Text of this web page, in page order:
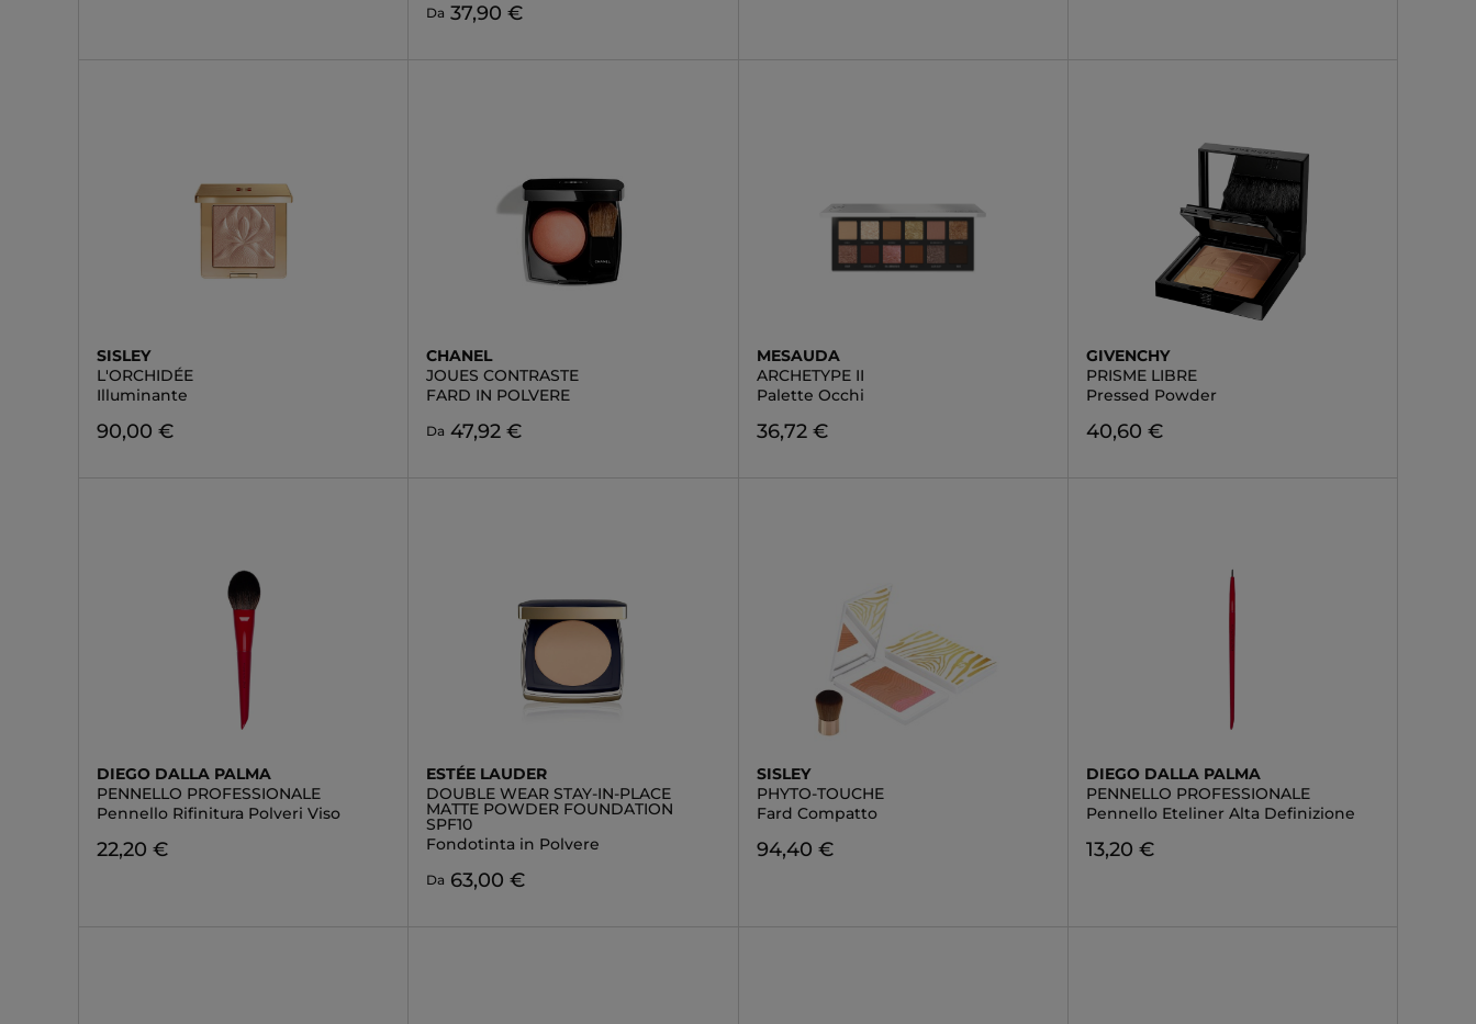
Da 37,90 €
SISLEY
L'ORCHIDÉE
Illuminante
90,00 €
CHANEL
JOUES CONTRASTE
FARD IN POLVERE
Da 47,92 €
MESAUDA
ARCHETYPE II
Palette Occhi
36,72 €
GIVENCHY
PRISME LIBRE
Pressed Powder
40,60 €
DIEGO DALLA PALMA
PENNELLO PROFESSIONALE
Pennello Rifinitura Polveri Viso
22,20 €
ESTÉE LAUDER
DOUBLE WEAR STAY-IN-PLACE
MATTE POWDER FOUNDATION
SPF10
Fondotinta in Polvere
Da 63,00 €
SISLEY
PHYTO-TOUCHE
Fard Compatto
94,40 €
DIEGO DALLA PALMA
PENNELLO PROFESSIONALE
Pennello Eteliner Alta Definizione
13,20 €